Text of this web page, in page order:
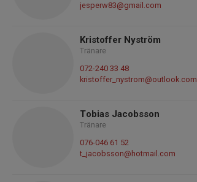
jesperw83@gmail.com
Kristoffer Nyström
Tränare
072-240 33 48
kristoffer_nystrom@outlook.com
Tobias Jacobsson
Tränare
076-046 61 52
t_jacobsson@hotmail.com